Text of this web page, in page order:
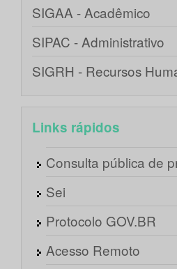
SIGAA - Acadêmico
SIPAC - Administrativo
SIGRH - Recursos
Links rápidos
Consulta pública de
Sei
Protocolo GOV.BR
Acesso Remoto